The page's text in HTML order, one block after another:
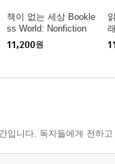
책이 없는 세상 Bookle
ss World: Nonfiction
11,200원
입니다. 독자들에게 전하